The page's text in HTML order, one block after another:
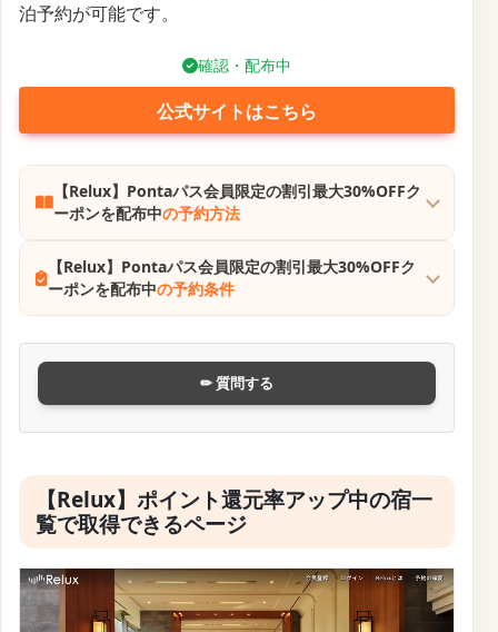
泊予約が可能です。
確認・配布中
公式サイトはこちら
【Relux】Pontaパス会員限定の割引最大30%OFFク
ーポンを配布中の予約方法
【Relux】Pontaパス会員限定の割引最大30%OFFク
ーポンを配布中の予約条件
✏ 質問する
【Relux】ポイント還元率アップ中の宿一
覧で取得できるページ